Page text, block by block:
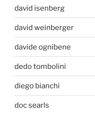
david isenberg
david weinberger
davide ognibene
dedo tombolini
diego bianchi
doc searls